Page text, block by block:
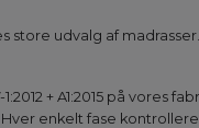
udvalg af
+ A1:2015 på vores
enkelt fase